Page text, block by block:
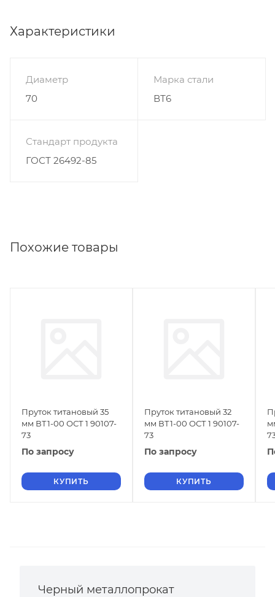
Характеристики
Диаметр
70
Марка стали
ВТ6
Стандарт продукта
ГОСТ 26492-85
Похожие товары
Пруток титановый 35
мм ВТ1-00 ОСТ 1 90107-
73
По запросу
КУПИТЬ
Пруток титановый 32
мм ВТ1-00 ОСТ 1 90107-
73
По запросу
КУПИТЬ
Черный металлопрокат